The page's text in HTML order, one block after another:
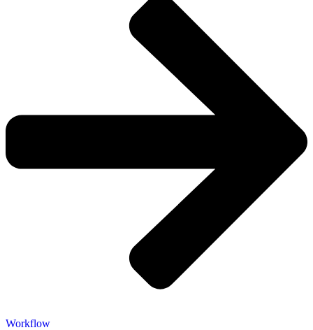
Workflow